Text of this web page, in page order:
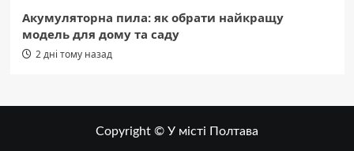
Акумуляторна пила: як обрати найкращу
модель для дому та саду
2 дні тому назад
Copyright © У місті Полтава